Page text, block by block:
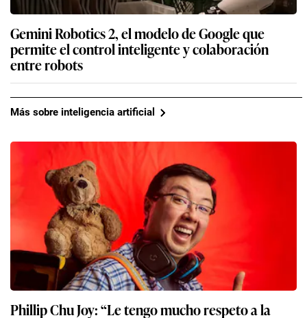
Gemini Robotics 2, el modelo de Google que
permite el control inteligente y colaboración
entre robots
Más sobre inteligencia artificial
Phillip Chu Joy: “Le tengo mucho respeto a la